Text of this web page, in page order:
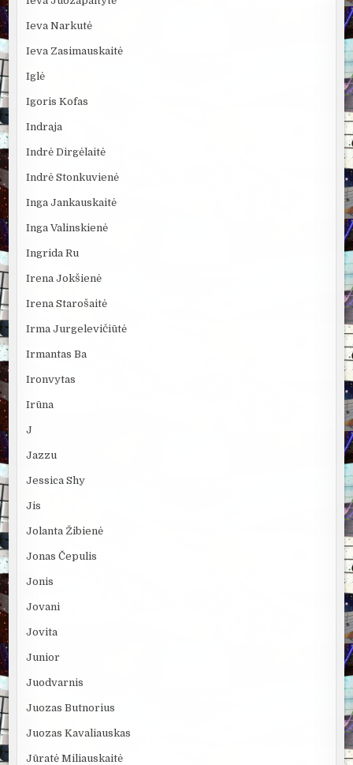
Ieva Narkutė
Ieva Zasimauskaitė
Iglė
Igoris Kofas
Indraja
Indrė Dirgėlaitė
Indrė Stonkuvienė
Inga Jankauskaitė
Inga Valinskienė
Ingrida Ru
Irena Jokšienė
Irena Starošaitė
Irma Jurgelevičiūtė
Irmantas Ba
Ironvytas
Irūna
J
Jazzu
Jessica Shy
Jis
Jolanta Žibienė
Jonas Čepulis
Jonis
Jovani
Jovita
Junior
Juodvarnis
Juozas Butnorius
Juozas Kavaliauskas
Jūratė Miliauskaitė